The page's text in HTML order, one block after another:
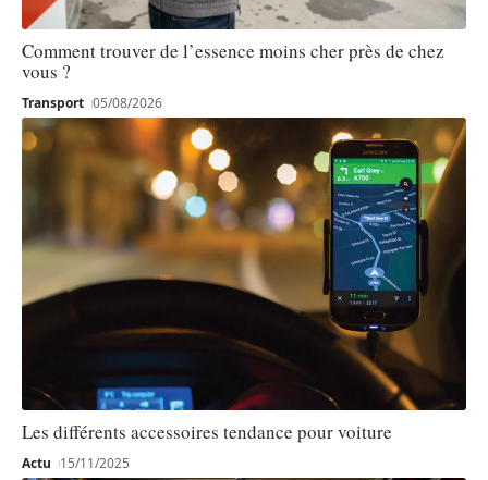
Comment trouver de l’essence moins cher près de chez
vous ?
Transport 05/08/2026
Les différents accessoires tendance pour voiture
Actu 15/11/2025